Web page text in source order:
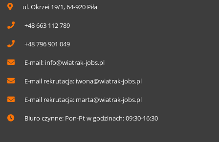
ul. Okrzei 19/1, 64-920 Piła
+48 663 112 789
+48 796 901 049
E-mail: info@wiatrak-jobs.pl
E-mail rekrutacja: iwona@wiatrak-jobs.pl
E-mail rekrutacja: marta@wiatrak-jobs.pl
Biuro czynne: Pon-Pt w godzinach: 09:30-16:30